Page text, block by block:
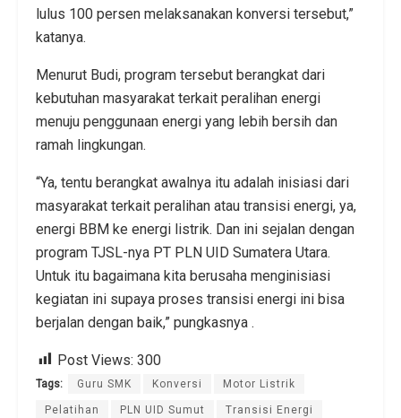
lulus 100 persen melaksanakan konversi tersebut,”
katanya.
Menurut Budi, program tersebut berangkat dari
kebutuhan masyarakat terkait peralihan energi
menuju penggunaan energi yang lebih bersih dan
ramah lingkungan.
“Ya, tentu berangkat awalnya itu adalah inisiasi dari
masyarakat terkait peralihan atau transisi energi, ya,
energi BBM ke energi listrik. Dan ini sejalan dengan
program TJSL-nya PT PLN UID Sumatera Utara.
Untuk itu bagaimana kita berusaha menginisiasi
kegiatan ini supaya proses transisi energi ini bisa
berjalan dengan baik,” pungkasnya .
Post Views: 300
Tags: Guru SMK Konversi Motor Listrik
Pelatihan PLN UID Sumut Transisi Energi